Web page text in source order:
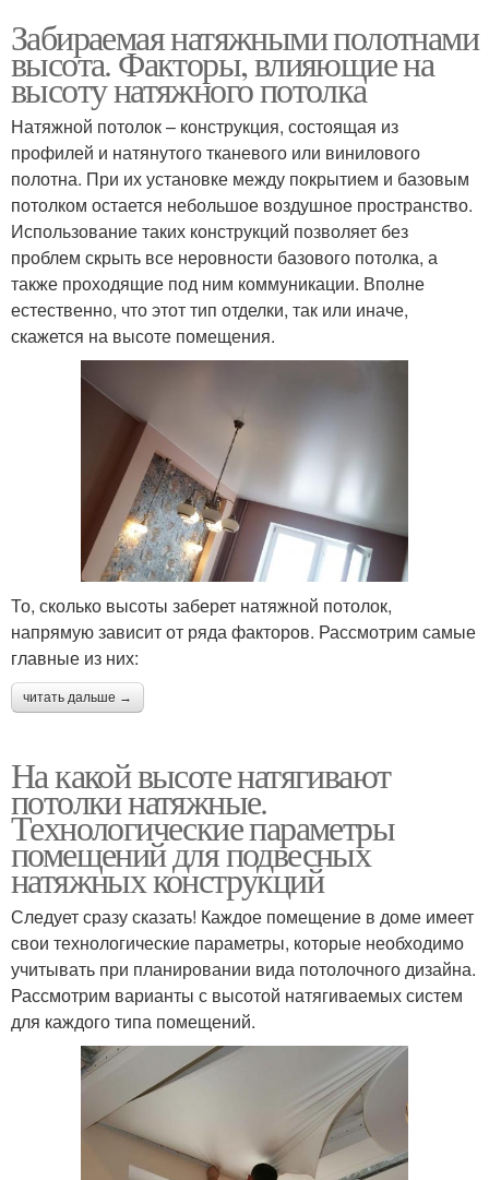
Забираемая натяжными полотнами
высота. Факторы, влияющие на
высоту натяжного потолка
Натяжной потолок – конструкция, состоящая из
профилей и натянутого тканевого или винилового
полотна. При их установке между покрытием и базовым
потолком остается небольшое воздушное пространство.
Использование таких конструкций позволяет без
проблем скрыть все неровности базового потолка, а
также проходящие под ним коммуникации. Вполне
естественно, что этот тип отделки, так или иначе,
скажется на высоте помещения.
То, сколько высоты заберет натяжной потолок,
напрямую зависит от ряда факторов. Рассмотрим самые
главные из них:
читать дальше →
На какой высоте натягивают
потолки натяжные.
Технологические параметры
помещений для подвесных
натяжных конструкций
Следует сразу сказать! Каждое помещение в доме имеет
свои технологические параметры, которые необходимо
учитывать при планировании вида потолочного дизайна.
Рассмотрим варианты с высотой натягиваемых систем
для каждого типа помещений.